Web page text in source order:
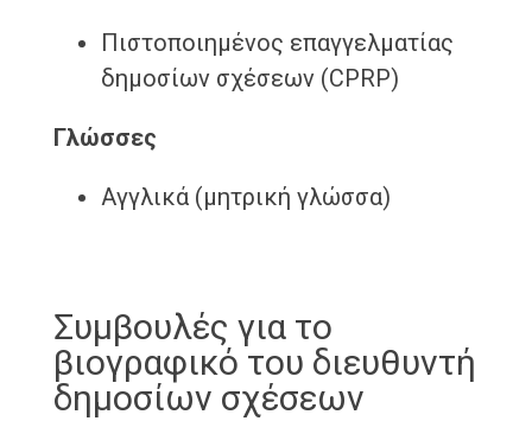
Πιστοποιημένος επαγγελματίας
δημοσίων σχέσεων (CPRP)
Γλώσσες
Αγγλικά (μητρική γλώσσα)
Συμβουλές για το
βιογραφικό του διευθυντή
δημοσίων σχέσεων